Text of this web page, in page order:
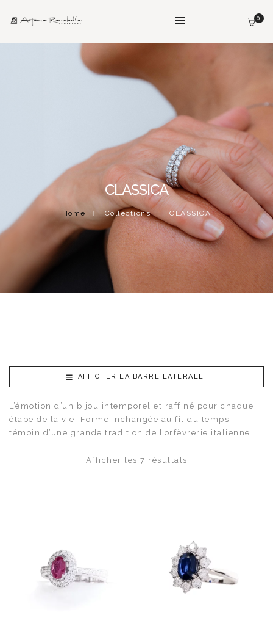
0
CLASSICA
Home Collections CLASSICA
AFFICHER LA BARRE LATÉRALE
L’émotion d’un bijou intemporel et raffiné pour chaque
étape de la vie. Forme inchangée au fil du temps,
témoin d’une grande tradition de l’orfèvrerie italienne.
Afficher les 7 résultats